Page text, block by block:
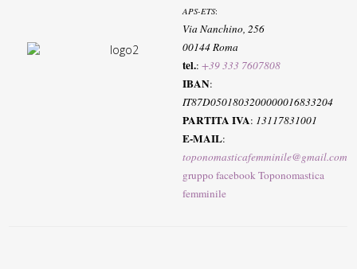
APS-ETS:
Via Nanchino, 256
00144 Roma
tel.:+39 333 7607808
IBAN:
IT87D0501803200000016833204
PARTITA IVA: 13117831001
E-MAIL:
toponomasticafemminile@gmail.com
gruppo facebook Toponomastica
femminile